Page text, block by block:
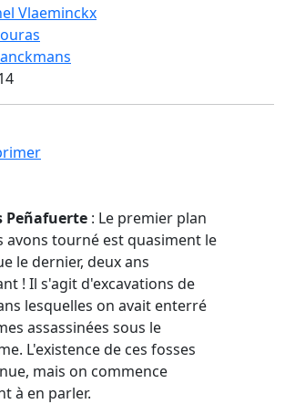
Vlaeminckx
Peñafuerte : Le premier plan
avons tourné est quasiment le
le dernier, deux ans
! Il s'agit d'excavations de
lesquelles on avait enterré
assassinées sous le
L'existence de ces fosses
mais on commence
à en parler.